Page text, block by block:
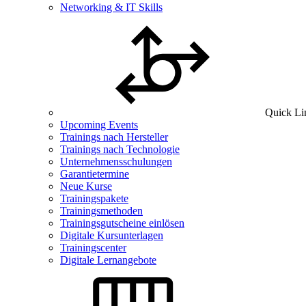
Networking & IT Skills
Quick
Upcoming Events
Trainings nach Hersteller
Trainings nach Technologie
Unternehmensschulungen
Garantietermine
Neue Kurse
Trainingspakete
Trainingsmethoden
Trainingsgutscheine einlösen
Digitale Kursunterlagen
Trainingscenter
Digitale Lernangebote